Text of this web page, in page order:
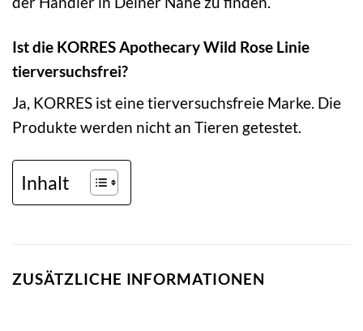
Ist die KORRES Apothecary Wild Rose Linie
tierversuchsfrei?
Ja, KORRES ist eine tierversuchsfreie Marke. Die
Produkte werden nicht an Tieren getestet.
Inhalt
ZUSÄTZLICHE INFORMATIONEN